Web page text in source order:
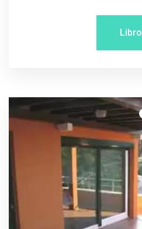
Libro